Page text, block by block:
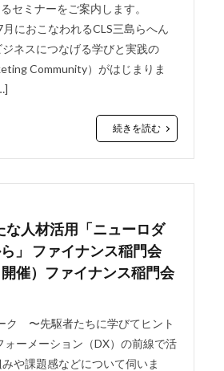
セミナーをご案内します。
におこなわれるCLS三島らへん
ネスにつなげる学びと実践の
Community）がはじまりま
続きを読む
人材活用「ニューロダ
」 ファイナンス稲門会
催）ファイナンス稲門会
ク 〜先駆者たちに学びてヒント
ーメーション（DX）の前線で活
や課題感などについて伺いま